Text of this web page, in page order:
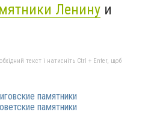
Ленину и
текст і натисніть Ctrl + Enter, щоб
памятники
памятники